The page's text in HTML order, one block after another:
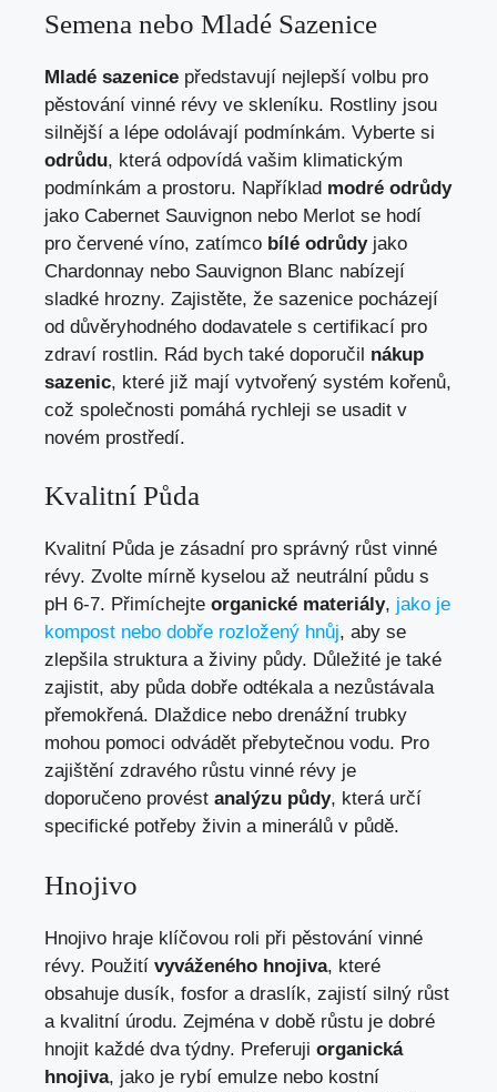
Semena nebo Mladé Sazenice
Mladé sazenice představují nejlepší volbu pro
pěstování vinné révy ve skleníku. Rostliny jsou
silnější a lépe odolávají podmínkám. Vyberte si
odrůdu, která odpovídá vašim klimatickým
podmínkám a prostoru. Například modré odrůdy
jako Cabernet Sauvignon nebo Merlot se hodí
pro červené víno, zatímco bílé odrůdyjako
Chardonnay nebo Sauvignon Blanc nabízejí
sladké hrozny. Zajistěte, že sazenice pocházejí
od důvěryhodného dodavatele s certifikací pro
zdraví rostlin. Rád bych také doporučil nákup
sazenic, které již mají vytvořený systém kořenů,
což společnosti pomáhá rychleji se usadit v
novém prostředí.
Kvalitní Půda
Kvalitní Půda je zásadní pro správný růst vinné
révy. Zvolte mírně kyselou až neutrální půdu s
pH 6-7. Přimíchejte organické materiály, jako je
kompost nebo dobře rozložený hnůj, aby se
zlepšila struktura a živiny půdy. Důležité je také
zajistit, aby půda dobře odtékala a nezůstávala
přemokřená. Dlaždice nebo drenážní trubky
mohou pomoci odvádět přebytečnou vodu. Pro
zajištění zdravého růstu vinné révy je
doporučeno provést analýzu půdy, která určí
specifické potřeby živin a minerálů v půdě.
Hnojivo
Hnojivo hraje klíčovou roli při pěstování vinné
révy. Použití vyváženého hnojiva, které
obsahuje dusík, fosfor a draslík, zajistí silný růst
a kvalitní úrodu. Zejména v době růstu je dobré
hnojit každé dva týdny. Preferuji organická
hnojiva, jako je rybí emulze nebo kostní